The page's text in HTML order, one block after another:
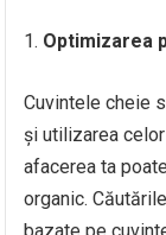
Optimizarea
Cuvintele cheie
și utilizarea
afacerea ta
organic.